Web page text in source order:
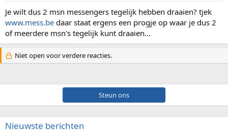
Je wilt dus 2 msn messengers tegelijk hebben draaien? tjek
www.mess.be daar staat ergens een progje op waar je dus 2
of meerdere msn's tegelijk kunt draaien...
Niet open voor verdere reacties.
Steun ons
Nieuwste berichten